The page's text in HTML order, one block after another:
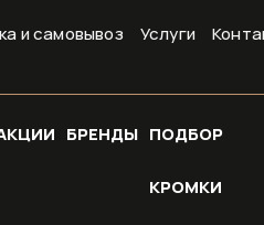
и самовывоз Услуги
БРЕНДЫ ПОДБОР
КРОМКИ